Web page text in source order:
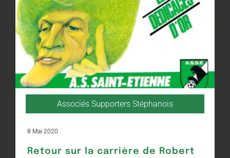
Associés Supporters Stéphanois
8 Mai 2020
Retour sur la carrière de Robert